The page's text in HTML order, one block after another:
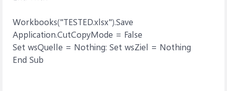
Workbooks("TESTED.xlsx").Save
Application.CutCopyMode = False
Set wsQuelle = Nothing: Set wsZiel = Nothing
End Sub